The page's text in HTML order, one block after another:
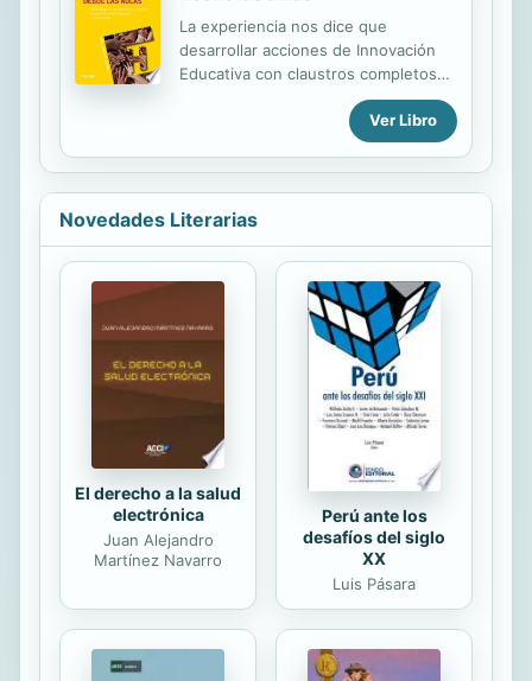
sionismo, sobre Israel y su historia,
sobre la tragedia palestina, sobre el
interminable conflicto de Oriente
Próximo. Escasean, por el contrario,
los libros sobre los israelíes.
Volvemos a lo del principio, a la
dificultad que implica ...
La experiencia nos dice que
desarrollar acciones de Innovación
Educativa con claustros completos
de profesores, y más si están
coordinados con otros centros
educativos cercanos, hace posible
cambios en la acción educativa, que
se traducen en cambios
significativos en su modo de hacer
ocasión se ha utilizado una
metodología con potencial suficiente
para ir cambiando la realidad escolar
y la realidad contextual: los
Proyectos Integrados. Este modo de
trabajo favorece que los estudiantes
miren a la realidad social cercana y
vayan generando conocimiento...
Ver Libro
Novedades Literarias
El derecho a la salud
electrónica
Juan Alejandro
Martínez Navarro
Perú ante los
desafíos del siglo
XX
Luis Pásara